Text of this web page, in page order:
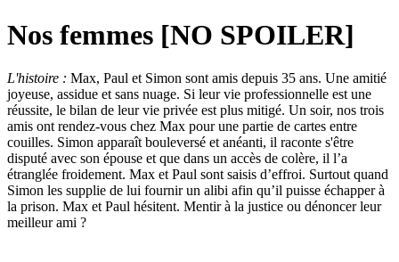
Nos femmes [NO SPOILER]
L'histoire : Max, Paul et Simon sont amis depuis 35 ans. Une amitié
joyeuse, assidue et sans nuage. Si leur vie professionnelle est une
réussite, le bilan de leur vie privée est plus mitigé. Un soir, nos trois
amis ont rendez-vous chez Max pour une partie de cartes entre
couilles. Simon apparaît bouleversé et anéanti, il raconte s'être
disputé avec son épouse et que dans un accès de colère, il l’a
étranglée froidement. Max et Paul sont saisis d’effroi. Surtout quand
Simon les supplie de lui fournir un alibi afin qu’il puisse échapper à
la prison. Max et Paul hésitent. Mentir à la justice ou dénoncer leur
meilleur ami ?